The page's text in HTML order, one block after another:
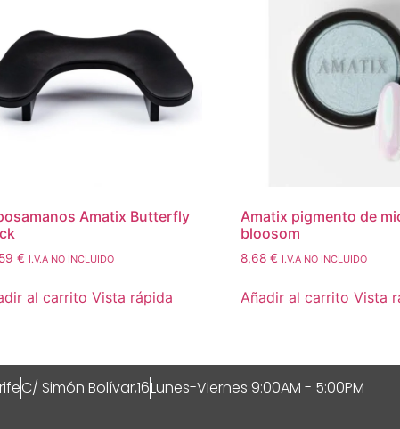
Amatix Butterfly
€ I.V.A NO INCLUIDO
al carrito Vista rápida
Amatix pigmento de
bloosom
8,68€ I.V.A NO INCLUIDO
Añadir al carrito Vista
C/ Simón Bolívar,16Lunes-Viernes 9:00AM - 5:00PM